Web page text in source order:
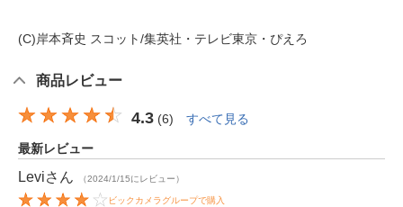
(C)岸本斉史 スコット/集英社・テレビ東京・ぴえろ
商品レビュー
4.3 (6) すべて見る
最新レビュー
Leviさん （2024/1/15にレビュー）
ビックカメラグループで購入